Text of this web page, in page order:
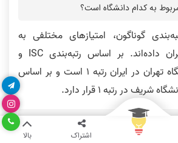
اشتراک بالا
به کدام دانشگاه است؟
گوناگون، امتیاز‌های مختلفی به
دانشگاه‌های ایران داده‌اند. بر اساس رتبه‌بندی ISC و
شانگهای، دانشگاه تهران در ایران رتبه 1 است و بر اساس
دانشگاه مهندسی کامپیوتر چه مزیت